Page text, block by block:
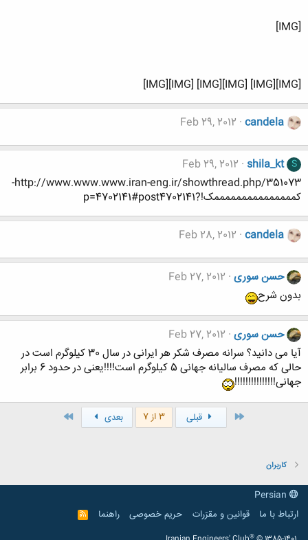
[IMG]
[IMG][IMG] [IMG][IMG] [IMG][IMG]
candela
Feb 29, 2012
S
shila_kt
Feb 29, 2012
http://www.www.www.iran-eng.ir/showthread.php/351073-
کمممممممممممممممک!?p=4702141#post4702141
candela
Feb 28, 2012
حسن سوری Feb 27, 2012
بدون شرح
حسن سوری Feb 27, 2012
آیا می دانید؟ سرانه مصرف شکر هر ایرانی در سال 30 کیلوگرم است در
حالی که مصرف سالیانه جهانی 5 کیلوگرم است!!!!یعنی در حدود 6 برابر
جهانی!!!!!!!!!!!!!!!
قبلی 3 از 7 بعدی
کاربران
ارتباط با ما
قوانین و مقرّرات حریم خصوصی راهنما
R
S
®